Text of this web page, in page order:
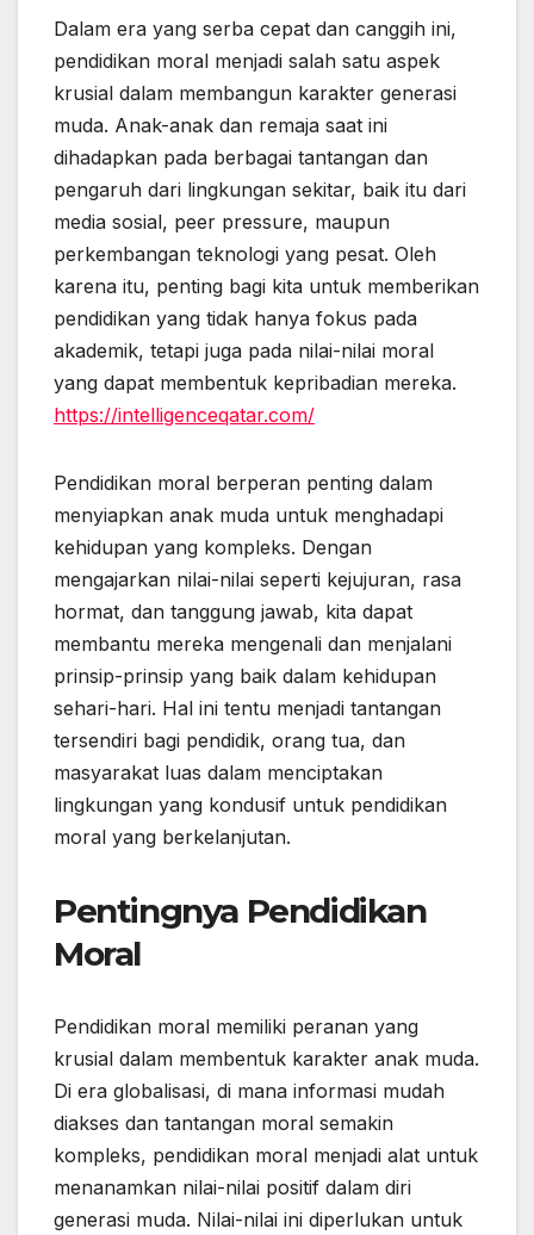
Dalam era yang serba cepat dan canggih ini,
pendidikan moral menjadi salah satu aspek
krusial dalam membangun karakter generasi
muda. Anak-anak dan remaja saat ini
dihadapkan pada berbagai tantangan dan
pengaruh dari lingkungan sekitar, baik itu dari
media sosial, peer pressure, maupun
perkembangan teknologi yang pesat. Oleh
karena itu, penting bagi kita untuk memberikan
pendidikan yang tidak hanya fokus pada
akademik, tetapi juga pada nilai-nilai moral
yang dapat membentuk kepribadian mereka.
https://intelligenceqatar.com/
Pendidikan moral berperan penting dalam
menyiapkan anak muda untuk menghadapi
kehidupan yang kompleks. Dengan
mengajarkan nilai-nilai seperti kejujuran, rasa
hormat, dan tanggung jawab, kita dapat
membantu mereka mengenali dan menjalani
prinsip-prinsip yang baik dalam kehidupan
sehari-hari. Hal ini tentu menjadi tantangan
tersendiri bagi pendidik, orang tua, dan
masyarakat luas dalam menciptakan
lingkungan yang kondusif untuk pendidikan
moral yang berkelanjutan.
Pentingnya Pendidikan
Moral
Pendidikan moral memiliki peranan yang
krusial dalam membentuk karakter anak muda.
Di era globalisasi, di mana informasi mudah
diakses dan tantangan moral semakin
kompleks, pendidikan moral menjadi alat untuk
menanamkan nilai-nilai positif dalam diri
generasi muda. Nilai-nilai ini diperlukan untuk